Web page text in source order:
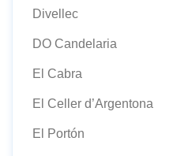
Divellec
DO Candelaria
El Cabra
El Celler d’Argentona
El Portón